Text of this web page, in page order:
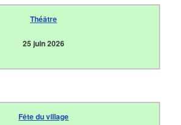
Théâtre
25 juin 2026
Fête du village